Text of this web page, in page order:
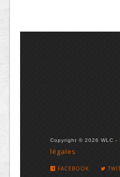
Copyright © 2026 WLC -
légales
FACEBOOK